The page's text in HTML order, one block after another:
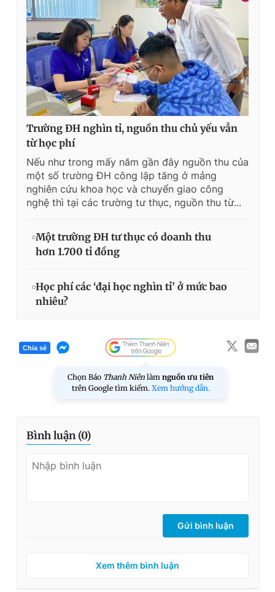
Trường ĐH nghìn tỉ, nguồn thu chủ yếu vẫn
từ học phí
Nếu như trong mấy năm gần đây nguồn thu của
một số trường ĐH công lập tăng ở mảng
nghiên cứu khoa học và chuyển giao công
nghệ thì tại các trường tư thục, nguồn thu từ...
Một trường ĐH tư thục có doanh thu
hơn 1.700 tỉ đồng
Học phí các ‘đại học nghìn tỉ’ ở mức bao
nhiêu?
Chia sẻ
Chọn Báo Thanh Niên làm nguồn ưu tiên
trên Google tìm kiếm. Xem hướng dẫn.
Bình luận (0)
Gửi bình luận
Xem thêm bình luận